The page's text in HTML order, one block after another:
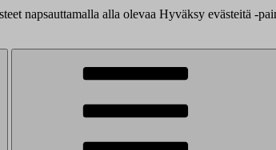
napsauttamalla alla olevaa Hyväksy evästeitä -